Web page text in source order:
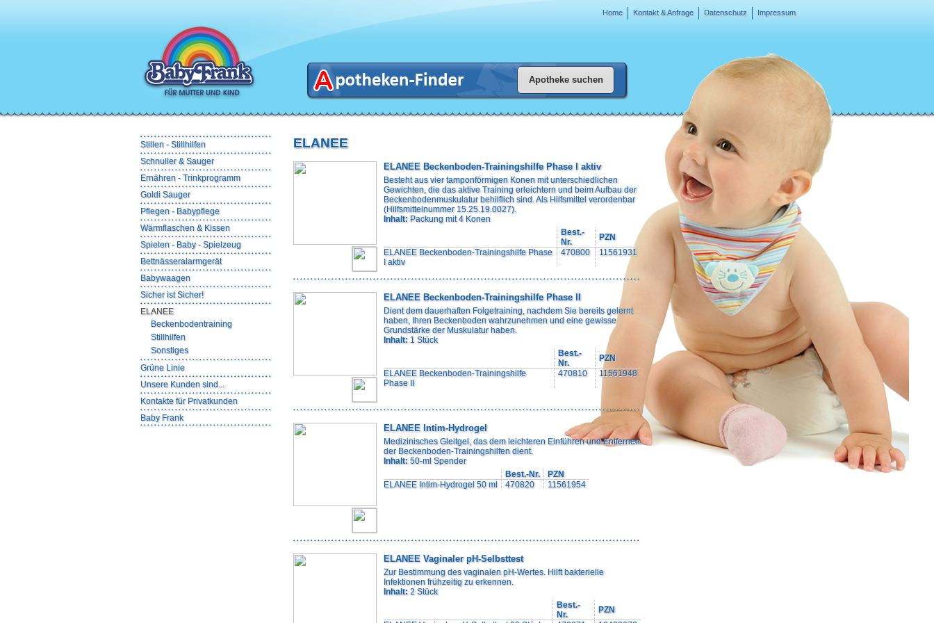
Impressum
Datenschutz
Kontakt & Anfrage
Home
Stillen - Stillhilfen
Schnuller & Sauger
Ernähren - Trinkprogramm
Goldi Sauger
Pflegen - Babypflege
Wärmflaschen & Kissen
Spielen - Baby - Spielzeug
Bettnässeralarmgerät
Babywaagen
Sicher ist Sicher!
ELANEE
Beckenbodentraining
Stillhilfen
Sonstiges
Grüne Linie
Unsere Kunden sind...
Kontakte für Privatkunden
Baby Frank
ELANEE
ELANEE Beckenboden-Trainingshilfe Phase I aktiv
Besteht aus vier tamponförmigen Konen mit unterschiedlichen
Gewichten, die das aktive Training erleichtern und beim Aufbau der
Beckenbodenmuskulatur behilflich sind. Als Hilfsmittel verordenbar
(Hilfsmittelnummer 15.25.19.0027).
Inhalt:Packung mit 4 Konen
Best.-
Nr.
PZN
ELANEE Beckenboden-Trainingshilfe Phase
I aktiv
470800 11561931
ELANEE Beckenboden-Trainingshilfe Phase II
Dient dem dauerhaften Folgetraining, nachdem Sie bereits gelernt
haben, Ihren Beckenboden wahrzunehmen und eine gewisse
Grundstärke der Muskulatur haben.
Inhalt:1 Stück
Best.-
Nr.
PZN
ELANEE Beckenboden-Trainingshilfe
Phase II
470810 11561948
ELANEE Intim-Hydrogel
Medizinisches Gleitgel, das dem leichteren Einführen und Entfernen
der Beckenboden-Trainingshilfen dient.
Inhalt:50-ml Spender
Best.-Nr.
PZN
ELANEE Intim-Hydrogel 50 ml
470820 11561954
ELANEE Vaginaler pH-Selbsttest
Zur Bestimmung des vaginalen pH-Wertes. Hilft bakterielle
Infektionen frühzeitig zu erkennen.
Inhalt:2 Stück
Best.-
Nr.
PZN